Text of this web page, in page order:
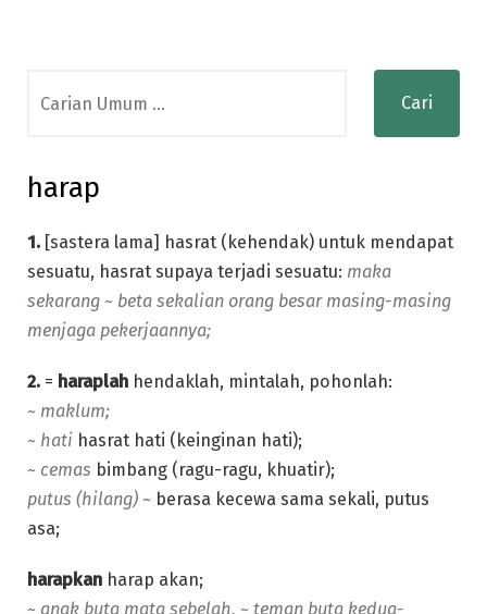
for:
harap
1. [sastera lama] hasrat (kehendak) untuk mendapat
sesuatu, hasrat supaya terjadi sesuatu: maka
sekarang ~ beta sekalian orang besar masing-masing
menjaga pekerjaannya;
2. = haraplah hendaklah, mintalah, pohonlah:
~ maklum;
~ hati hasrat hati (keinginan hati);
~ cemas bimbang (ragu-ragu, khuatir);
putus (hilang) ~ berasa kecewa sama sekali, putus
asa;
harapkan harap akan;
~ anak buta mata sebelah, ~ teman buta kedua-